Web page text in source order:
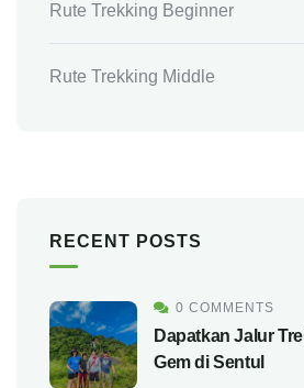
Rute Trekking Beginner
Rute Trekking Middle
RECENT POSTS
0 COMMENTS
Dapatkan Jalur
Gem di Sentul